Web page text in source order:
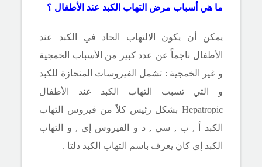
ما هي أسباب مرض التهاب الكبد عند الأطفال ؟
يمكن أن يكون الالتهاب الحاد في الكبد عند
الأطفال ناجماً عن عدد كبير من الأسباب الخمجية
و غير الخمجية : تشمل الفيروسات المنحازة للكبد
و التي تسبب التهاب الكبد عند الأطفال
Hepatropic بشكل رئيس كلاً من فيروس التهاب
الكبد أ , ب , سي , د و الفيروس إي , و التهاب
الكبد إي كان يعرف باسم التهاب الكبد دلتا .